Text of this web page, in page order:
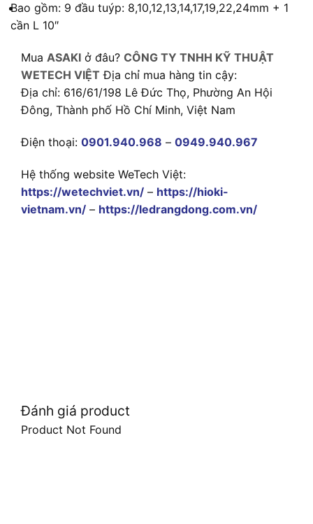
Bao gồm: 9 đầu tuýp: 8,10,12,13,14,17,19,22,24mm + 1
cần L 10″
Mua ASAKI ở đâu? CÔNG TY TNHH KỸ THUẬT
WETECH VIỆT Địa chỉ mua hàng tin cậy:
Địa chỉ: 616/61/198 Lê Đức Thọ, Phường An Hội
Đông, Thành phố Hồ Chí Minh, Việt Nam
Điện thoại: 0901.940.968 – 0949.940.967
Hệ thống website WeTech Việt:
https://wetechviet.vn/ – https://hioki-
vietnam.vn/ – https://ledrangdong.com.vn/
Đánh giá product
Product Not Found